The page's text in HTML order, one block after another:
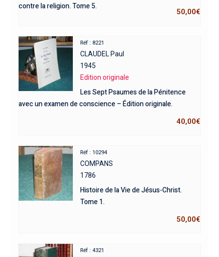
contre la religion. Tome 5.
50,00€
Réf : 8221
CLAUDEL Paul
1945
Edition originale
Les Sept Psaumes de la Pénitence
avec un examen de conscience – Édition originale.
40,00€
Réf : 10294
COMPANS
1786
Histoire de la Vie de Jésus-Christ.
Tome 1.
50,00€
Réf : 4321